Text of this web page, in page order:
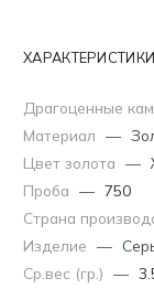
ХАРАКТЕРИСТИКИ
Драгоценные
Материал —
Цвет золота —
Проба — 750
Страна
Изделие —
Ср.вес (гр.) —